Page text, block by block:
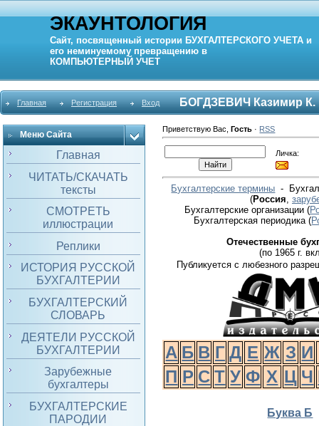
ЭКАУНТОЛОГИЯ
Сайт, посвященный истории БУХГАЛТЕРСКОГО УЧЕТА и
его неминуемому превращению в
КОМПЬЮТЕРНЫЙ УЧЕТ
Главная Регистрация Вход БОГДЗЕВИЧ Казимир К.
Меню Сайта
Главная
ЧИТАТЬ/СКАЧАТЬ
тексты
СМОТРЕТЬ
иллюстрации
Реплики
ИСТОРИЯ РУССКОЙ
БУХГАЛТЕРИИ
БУХГАЛТЕРСКИЙ
СЛОВАРЬ
ДЕЯТЕЛИ РУССКОЙ
БУХГАЛТЕРИИ
Зарубежные
бухгалтеры
БУХГАЛТЕРСКИЕ
ПАРОДИИ
Приветствую Вас ,Гость · RSS
Личка:
Бухгалтерские термины -
(Россия
Бухгалтерские организации (
Бухгалтерская периодика(
Отечественные
(по 1965 г.
Публикуется с любезного
А Б В Г Д Е Ж З И
П Р С Т У Ф Х Ц Ч
Буква Б